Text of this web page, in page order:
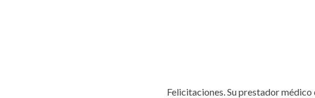
Felicitaciones. Su prestador